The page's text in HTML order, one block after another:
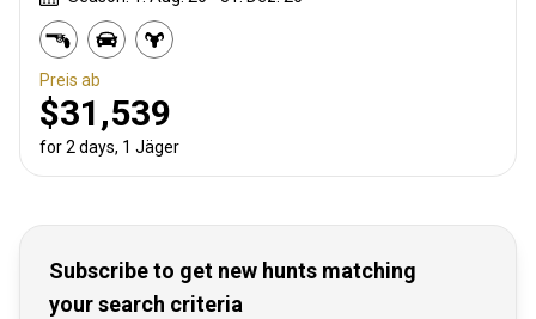
Preis ab
$31,539
for 2 days, 1 Jäger
Subscribe to get new hunts matching
your search criteria